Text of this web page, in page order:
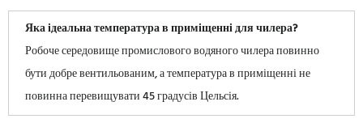
Яка ідеальна температура в приміщенні для чилера?
Робоче середовище промислового водяного чилера повинно
бути добре вентильованим, а температура в приміщенні не
повинна перевищувати 45 градусів Цельсія.